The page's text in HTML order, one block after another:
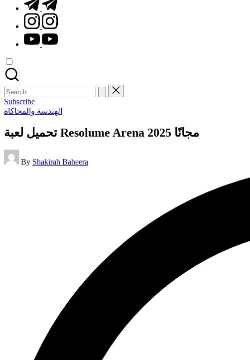
instagram.com
youtube.com
Search
for:
Subscribe
Posted
الهندسة والمحاكاة
تحميل لعبة Resolume Arena مجانًا 2025
Posted
by
By Shakirah Baheera